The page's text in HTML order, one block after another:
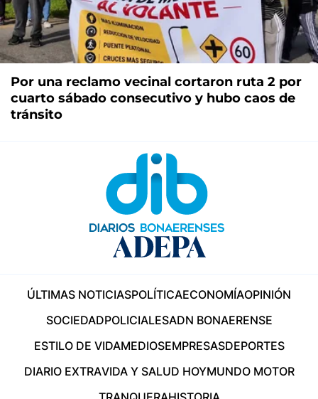
Por una reclamo vecinal cortaron ruta 2 por
cuarto sábado consecutivo y hubo caos de
tránsito
ÚLTIMAS NOTICIASPOLÍTICAECONOMÍAOPINIÓN
SOCIEDADPOLICIALESADN BONAERENSE
ESTILO DE VIDAMEDIOSEMPRESASDEPORTES
DIARIO EXTRAVIDA Y SALUD HOYMUNDO MOTOR